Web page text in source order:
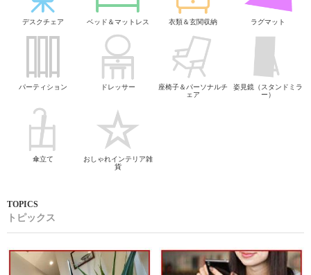
デスクチェア ベッド＆マットレス 衣類＆玄関収納 ラグマット
パーティション ドレッサー
座椅子＆パーソナルチ
ェア
姿見鏡（スタンドミラ
ー）
傘立て
おしゃれインテリア雑
貨
トピックス